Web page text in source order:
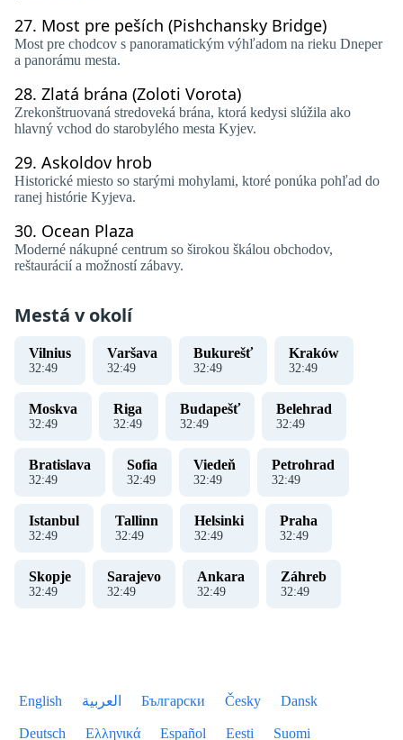
27. Most pre peších (Pishchansky Bridge)
Most pre chodcov s panoramatickým výhľadom na rieku Dneper
a panorámu mesta.
28. Zlatá brána (Zoloti Vorota)
Zrekonštruovaná stredoveká brána, ktorá kedysi slúžila ako
hlavný vchod do starobylého mesta Kyjev.
29. Askoldov hrob
Historické miesto so starými mohylami, ktoré ponúka pohľad do
ranej histórie Kyjeva.
30. Ocean Plaza
Moderné nákupné centrum so širokou škálou obchodov,
reštaurácií a možností zábavy.
Mestá v okolí
Vilnius
32:49
Varšava
32:49
Bukurešť
32:49
Kraków
32:49
Moskva
32:49
Riga
32:49
Budapešť
32:49
Belehrad
32:49
Bratislava
32:49
Sofia
32:49
Viedeň
32:49
Petrohrad
32:49
Istanbul
32:49
Tallinn
32:49
Helsinki
32:49
Praha
32:49
Skopje
32:49
Sarajevo
32:49
Ankara
32:49
Záhreb
32:49
English العربية Български Česky Dansk
Deutsch Ελληνικά Español Eesti Suomi